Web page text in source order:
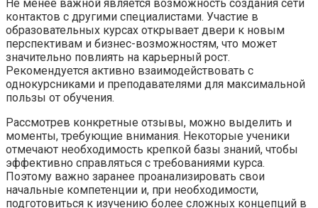
Не менее важной является возможность создания сети
контактов с другими специалистами. Участие в
образовательных курсах открывает двери к новым
перспективам и бизнес-возможностям, что может
значительно повлиять на карьерный рост.
Рекомендуется активно взаимодействовать с
однокурсниками и преподавателями для максимальной
пользы от обучения.
Рассмотрев конкретные отзывы, можно выделить и
моменты, требующие внимания. Некоторые ученики
отмечают необходимость крепкой базы знаний, чтобы
эффективно справляться с требованиями курса.
Поэтому важно заранее проанализировать свои
начальные компетенции и, при необходимости,
подготовиться к изучению более сложных концепций в